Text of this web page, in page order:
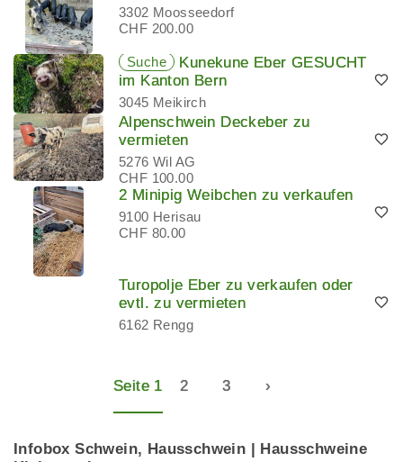
3302 Moosseedorf
CHF 200.00
Suche
Kunekune Eber GESUCHT
im Kanton Bern
3045 Meikirch
Alpenschwein Deckeber zu
vermieten
5276 Wil AG
CHF 100.00
2 Minipig Weibchen zu verkaufen
9100 Herisau
CHF 80.00
Turopolje Eber zu verkaufen oder
evtl. zu vermieten
6162 Rengg
Seite 1 2 3 ›
Infobox Schwein, Hausschwein | Hausschweine